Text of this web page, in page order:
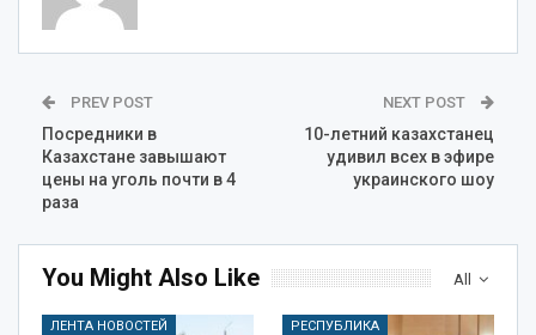
PREV POST
Посредники в
Казахстане завышают
цены на уголь почти в 4
раза
NEXT POST
10-летний казахстанец
удивил всех в эфире
украинского шоу
All
You Might Also Like
ЛЕНТА НОВОСТЕЙ РЕСПУБЛИКА